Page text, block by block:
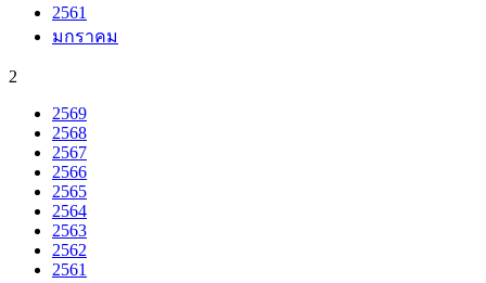
2561
มกราคม
2
2569
2568
2567
2566
2565
2564
2563
2562
2561